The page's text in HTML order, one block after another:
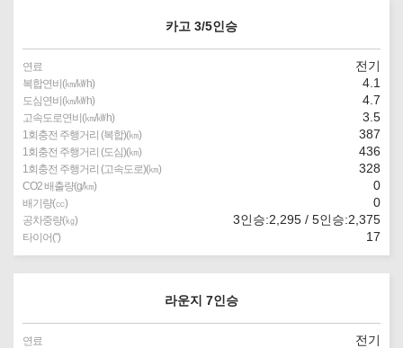
카고 3/5인승
연료 전기
복합연비(㎞/㎾h) 4.1
도심연비(㎞/㎾h) 4.7
고속도로연비(㎞/㎾h) 3.5
1회충전 주행거리 (복합)(㎞) 387
1회충전 주행거리 (도심)(㎞) 436
1회충전 주행거리 (고속도로)(㎞) 328
CO2 배출량(g/㎞) 0
배기량(㏄) 0
공차중량(㎏) 3인승:2,295 / 5인승:2,375
타이어(″) 17
라운지 7인승
연료 전기